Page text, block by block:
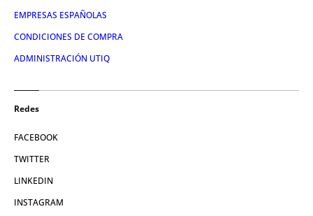
EMPRESAS ESPAÑOLAS
CONDICIONES DE COMPRA
ADMINISTRACIÓN UTIQ
Redes
FACEBOOK
TWITTER
LINKEDIN
INSTAGRAM